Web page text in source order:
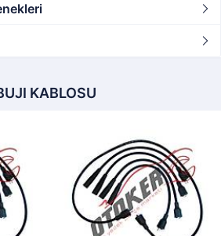
KABLOSU